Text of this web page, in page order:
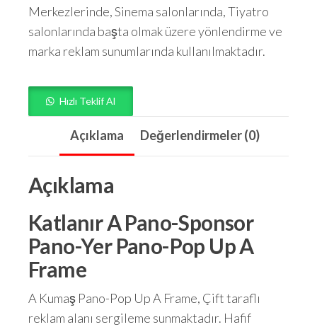
Merkezlerinde, Sinema salonlarında, Tiyatro
salonlarında başta olmak üzere yönlendirme ve
marka reklam sunumlarında kullanılmaktadır.
Hızlı Teklif Al
Açıklama Değerlendirmeler (0)
Açıklama
Katlanır A Pano-Sponsor
Pano-Yer Pano-Pop Up A
Frame
A Kumaş Pano-Pop Up A Frame, Çift taraflı
reklam alanı sergileme sunmaktadır. Hafif